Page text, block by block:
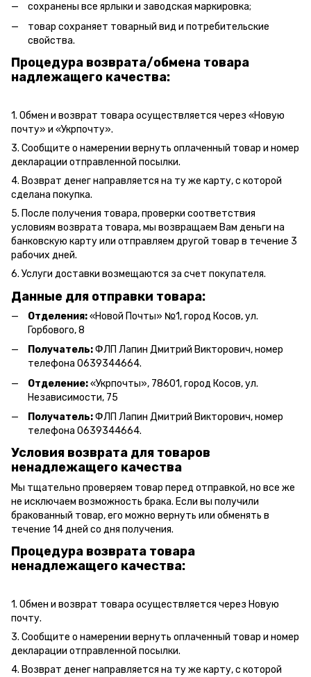
сохранены все ярлыки и заводская маркировка;
товар сохраняет товарный вид и потребительские
свойства.
Процедура возврата/обмена товара
надлежащего качества:
1. Обмен и возврат товара осуществляется через «Новую
почту» и «Укрпочту».
3. Сообщите о намерении вернуть оплаченный товар и номер
декларации отправленной посылки.
4. Возврат денег направляется на ту же карту, с которой
сделана покупка.
5. После получения товара, проверки соответствия
условиям возврата товара, мы возвращаем Вам деньги на
банковскую карту или отправляем другой товар в течение 3
рабочих дней.
6. Услуги доставки возмещаются за счет покупателя.
Данные для отправки товара:
Отделения:«Новой Почты» №1, город Косов,ул.
Горбового, 8
Получатель:ФЛП Лапин Дмитрий Викторович, номер
телефона 0639344664.
Отделение:«Укрпочты», 78601, город Косов, ул.
Независимости, 75
Получатель:ФЛП Лапин Дмитрий Викторович, номер
телефона 0639344664.
Условия возврата для товаров
ненадлежащего качества
Мы тщательно проверяем товар перед отправкой, но все же
не исключаем возможность брака. Если вы получили
бракованный товар, его можно вернуть или обменять в
течение 14 дней со дня получения.
Процедура возврата товара
ненадлежащего качества:
1. Обмен и возврат товара осуществляется через Новую
почту.
3. Сообщите о намерении вернуть оплаченный товар и номер
декларации отправленной посылки.
4. Возврат денег направляется на ту же карту, с которой